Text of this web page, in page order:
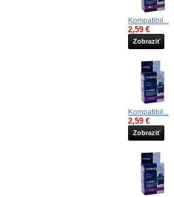
Kompatibil...
2,59 €
Zobraziť
Kompatibil...
2,59 €
Zobraziť